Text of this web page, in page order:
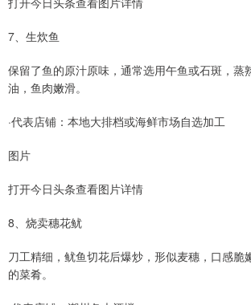
7、生炊鱼
保留了鱼的原汁原味，通常选用午鱼或石斑，蒸
油，鱼肉嫩滑。
·代表店铺：本地大排档或海鲜市场自选加工
图片
打开今日头条查看图片详情
8、烧卖穗花鱿
刀工精细，鱿鱼切花后爆炒，形似麦穗，口感脆
的菜肴。